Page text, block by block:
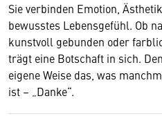
Sie verbinden Emotion,
bewusstes Lebensgefühl. Ob
kunstvoll gebunden oder
trägt eine Botschaft in sich.
eigene Weise das, was
ist – „Danke“.